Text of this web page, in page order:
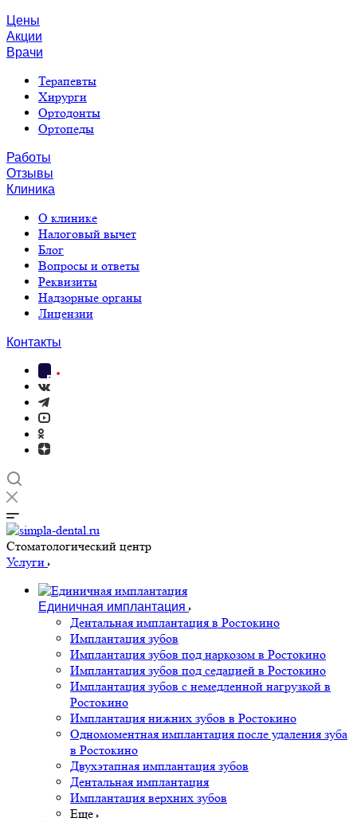
Цены
Акции
Врачи
Терапевты
Хирурги
Ортодонты
Ортопеды
Работы
Отзывы
Клиника
О клинике
Налоговый вычет
Блог
Вопросы и ответы
Реквизиты
Надзорные органы
Лицензии
Контакты
Cтоматологический центр
Услуги
Единичная имплантация
Дентальная имплантация в Ростокино
Имплантация зубов
Имплантация зубов под наркозом в Ростокино
Имплантация зубов под седацией в Ростокино
Имплантация зубов с немедленной нагрузкой в
Ростокино
Имплантация нижних зубов в Ростокино
Одномоментная имплантация после удаления зуба
в Ростокино
Двухэтапная имплантация зубов
Дентальная имплантация
Имплантация верхних зубов
Еще